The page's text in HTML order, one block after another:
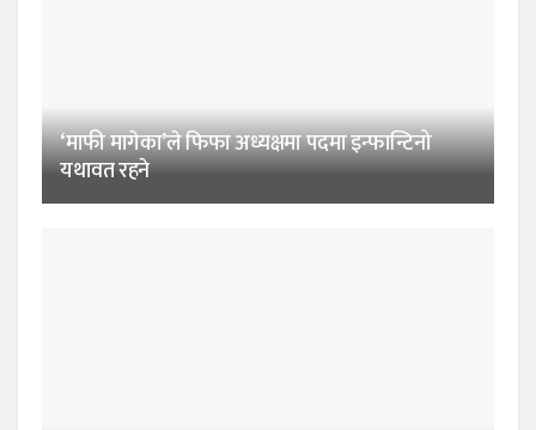
‘माफी मागेका’ले फिफा अध्यक्षमा पदमा इन्फान्टिनो
यथावत रहने